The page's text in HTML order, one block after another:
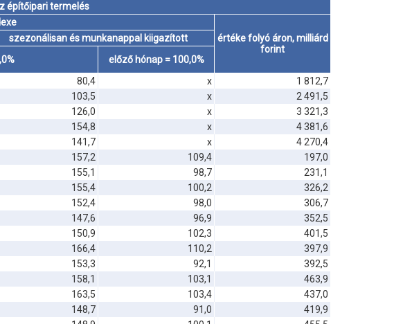
építőipari termelés
értéke folyó áron, milliárd
forint
szezonálisan és munkanappal kiigazított
előző hónap = 100,0%
80,4 x
1 812,7
103,5 x
2 491,5
126,0 x
3 321,3
154,8 x
4 381,6
141,7 x
4 270,4
157,2 109,4
197,0
155,1 98,7
231,1
155,4 100,2
326,2
152,4 98,0
306,7
147,6 96,9
352,5
150,9 102,3
401,5
166,4 110,2
397,9
153,3 92,1
392,5
158,1 103,1
463,9
163,5 103,4
437,0
148,7 91,0
419,9